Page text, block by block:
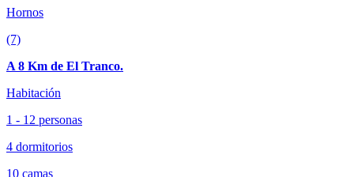
Hornos
(7)
A 8 Km de El Tranco.
Habitación
1 - 12 personas
4 dormitorios
10 camas